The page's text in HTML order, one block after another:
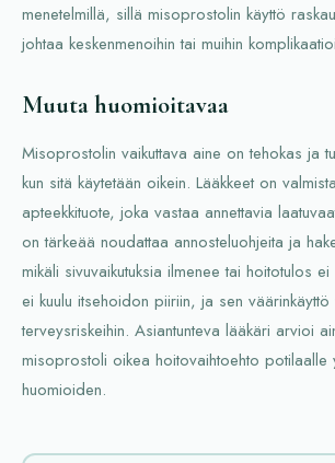
menetelmillä, sillä misoprostolin käyttö
johtaa keskenmenoihin tai muihin
Muuta huomioitavaa
Misoprostolin vaikuttava aine on tehokas ja
kun sitä käytetään oikein. Lääkkeet on
apteekkituote, joka vastaa annettavia
on tärkeää noudattaa annosteluohjeita ja
mikäli sivuvaikutuksia ilmenee tai hoitotulos
ei kuulu itsehoidon piiriin, ja sen
terveysriskeihin. Asiantunteva lääkäri arvioi
misoprostoli oikea hoitovaihtoehto potilaalle
huomioiden.